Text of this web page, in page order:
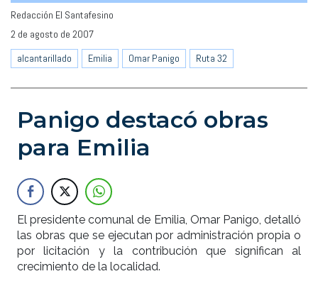
Redacción El Santafesino
2 de agosto de 2007
alcantarillado
Emilia Omar Panigo Ruta 32
Panigo destacó obras
para Emilia
El presidente comunal de Emilia, Omar Panigo, detalló
las obras que se ejecutan por administración propia o
por licitación y la contribución que significan al
crecimiento de la localidad.